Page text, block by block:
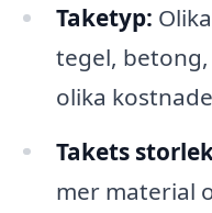
Taketyp:
tegel,
olika
Takets
mer material